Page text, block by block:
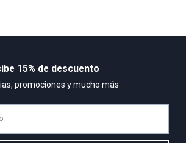
15% de descuento
promociones y mucho más